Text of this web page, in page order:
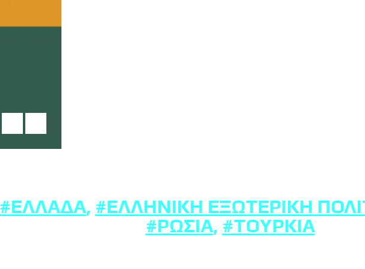
#ΕΛΛΆΔΑ, #ΕΛΛΗΝΙΚΉ ΕΞΩΤΕΡΙΚΉ
#ΡΩΣΊΑ, #ΤΟΥΡΚΊΑ